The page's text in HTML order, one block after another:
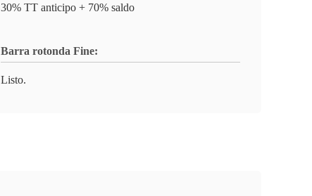
30% TT anticipo + 70% saldo
Barra rotonda Fine:
Listo.